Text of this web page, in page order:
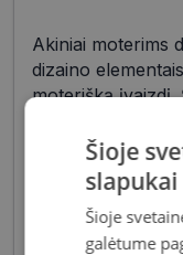
Akiniai moterims
dizaino
moterišką įvaizdį.
įvairovė leidžia
tiek klasikinių,
sprendimų akinių
korekcija, tačiau
akcentas.
Šioje
slapukai
Šioje
galėtume